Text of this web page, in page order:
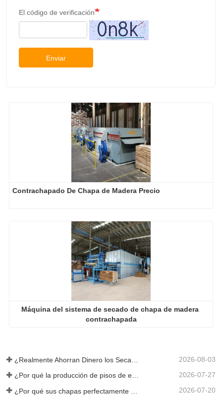
El código de verificación
Enviar
Contrachapado De Chapa de Madera Precio
Máquina del sistema de secado de chapa de madera
contrachapada
2026-08-03
¿Por qué la producción de pisos de eucalipto necesita un secador de chapas? 2026-07-27
2026-07-20